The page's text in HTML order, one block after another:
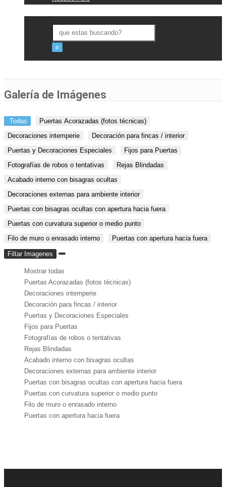
Galería de Imágenes
Todas
Puertas Acorazadas (fotos técnicas)
Decoraciones intemperie
Decoración para fincas / interior
Puertas y Decoraciones Especiales
Fijos para Puertas
Fotografías de robos o tentativas
Rejas Blindadas
Acabado interno con bisagras ocultas
Decoraciones externas para ambiente interior
Puertas con bisagras ocultas con apertura hacia fuera
Puertas con curvatura superior o medio punto
Filo de muro o enrasado interno
Puertas con apertura hacia fuera
Filtar Imagenes
Mostrar todas
Puertas Acorazadas (fotos técnicas)
Decoraciones intemperie
Decoración para fincas / interior
Puertas y Decoraciones Especiales
Fijos para Puertas
Fotografías de robos o tentativas
Rejas Blindadas
Acabado interno con bisagras ocultas
Decoraciones externas para ambiente interior
Puertas con bisagras ocultas con apertura hacia fuera
Puertas con curvatura superior o medio punto
Filo de muro o enrasado interno
Puertas con apertura hacia fuera